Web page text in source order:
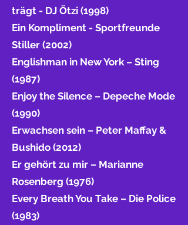
trägt - DJ Ötzi (1998)
Ein Kompliment - Sportfreunde
Stiller (2002)
Englishman in New York – Sting
(1987)
Enjoy the Silence – Depeche Mode
(1990)
Erwachsen sein – Peter Maffay &
Bushido (2012)
Er gehört zu mir – Marianne
Rosenberg (1976)
Every Breath You Take – Die Police
(1983)